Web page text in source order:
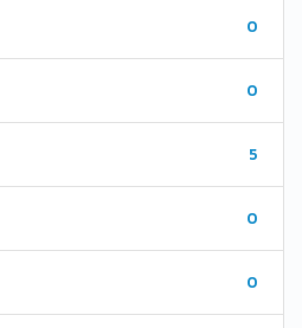
0
0
5
0
0